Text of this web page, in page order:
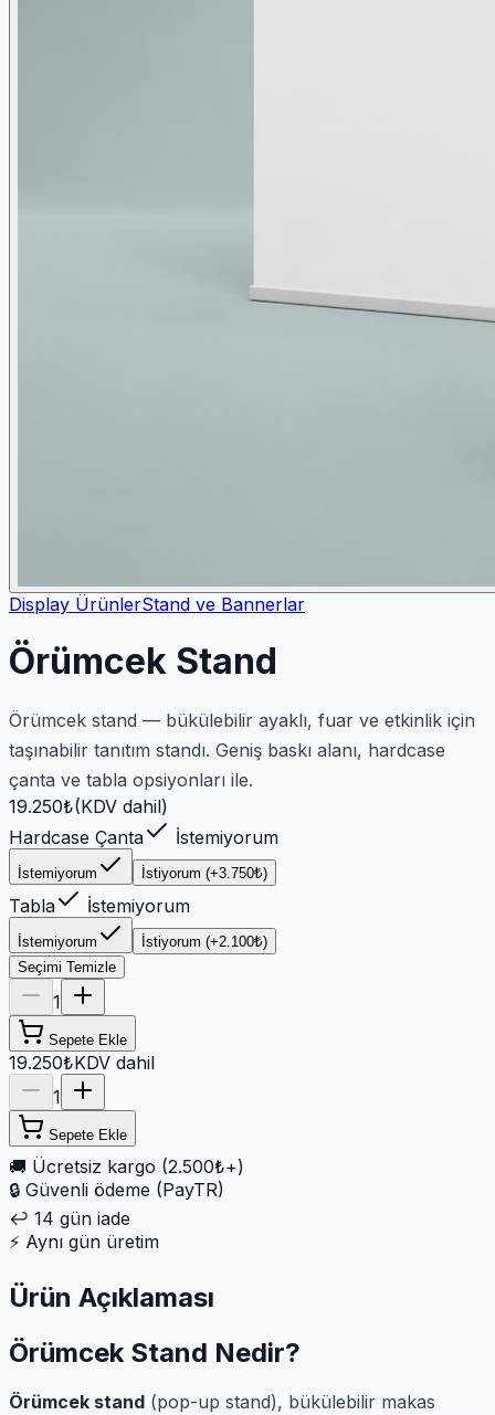
Display ÜrünlerStand ve Bannerlar
Örümcek Stand
Örümcek stand — bükülebilir ayaklı, fuar ve etkinlik için
taşınabilir tanıtım standı. Geniş baskı alanı, hardcase
çanta ve tabla opsiyonları ile.
19.250₺(KDV dahil)
Hardcase Çanta
İstemiyorum
İstemiyorum İstiyorum (+3.750₺)
Tabla İstemiyorum
İstemiyorum
İstiyorum (+2.100₺)
Seçimi Temizle
1
Sepete Ekle
19.250₺KDV dahil
1
Sepete Ekle
🚚 Ücretsiz kargo (2.500₺+)
🔒 Güvenli ödeme (PayTR)
↩️ 14 gün iade
⚡ Aynı gün üretim
Ürün Açıklaması
Örümcek Stand Nedir?
Örümcek stand (pop-up stand), bükülebilir makas